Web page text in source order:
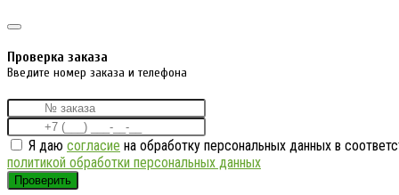
Проверка заказа
Введите номер заказа и телефона
Я даю согласие на обработку персональных данных в
политикой обработки персональных данных
Проверить